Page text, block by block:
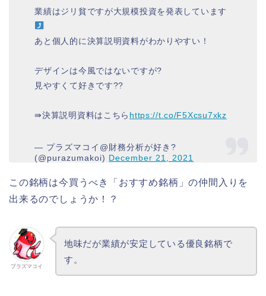
業績はジリ貧ですが大規模投資を発表しています
あと個人的に決算説明資料がわかりやすい！
デザインは今風ではないですが?
見やすくて好きです??
⇛決算説明資料はこちら https://t.co/F5Xcsu7xkz
— プラズマコイ@財務分析が好き?
(@purazumakoi) December 21, 2021
この銘柄は今買うべき「おすすめ銘柄」の仲間入りを
出来るのでしょうか！？
プラズマコイ
地味だが業績が安定している優良銘柄で
す。